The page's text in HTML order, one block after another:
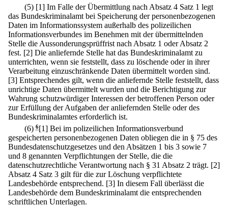
(5) [1] Im Falle der Übermittlung nach Absatz 4 Satz 1 legt
das Bundeskriminalamt bei Speicherung der personenbezogenen
Daten im Informationssystem außerhalb des polizeilichen
Informationsverbundes im Benehmen mit der übermittelnden
Stelle die Aussonderungsprüffrist nach Absatz 1 oder Absatz 2
fest. [2] Die anliefernde Stelle hat das Bundeskriminalamt zu
unterrichten, wenn sie feststellt, dass zu löschende oder in ihrer
Verarbeitung einzuschränkende Daten übermittelt worden sind.
[3] Entsprechendes gilt, wenn die anliefernde Stelle feststellt, dass
unrichtige Daten übermittelt wurden und die Berichtigung zur
Wahrung schutzwürdiger Interessen der betroffenen Person oder
zur Erfüllung der Aufgaben der anliefernden Stelle oder des
Bundeskriminalamtes erforderlich ist.
(6) 6[1] Bei im polizeilichen Informationsverbund
gespeicherten personenbezogenen Daten obliegen die in § 75 des
Bundesdatenschutzgesetzes und den Absätzen 1 bis 3 sowie 7
und 8 genannten Verpflichtungen der Stelle, die die
datenschutzrechtliche Verantwortung nach § 31 Absatz 2 trägt. [2]
Absatz 4 Satz 3 gilt für die zur Löschung verpflichtete
Landesbehörde entsprechend. [3] In diesem Fall überlässt die
Landesbehörde dem Bundeskriminalamt die entsprechenden
schriftlichen Unterlagen.